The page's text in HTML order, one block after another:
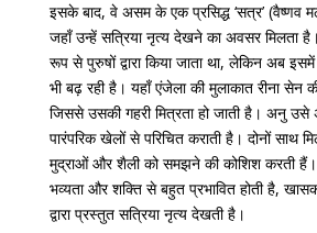
इसके बाद, वे असम के एक प्रसिद्ध ‘सत्र’ (वैष्णव
जहाँ उन्हें सत्रिया नृत्य देखने का अवसर मिलता
रूप से पुरुषों द्वारा किया जाता था, लेकिन अब इसमें
भी बढ़ रही है। यहाँ एंजेला की मुलाकात रीना सेन
जिससे उसकी गहरी मित्रता हो जाती है। अनु
पारंपरिक खेलों से परिचित कराती है। दोनों साथ
मुद्राओं और शैली को समझने की कोशिश करती
भव्यता और शक्ति से बहुत प्रभावित होती है,
द्वारा प्रस्तुत सत्रिया नृत्य देखती है।